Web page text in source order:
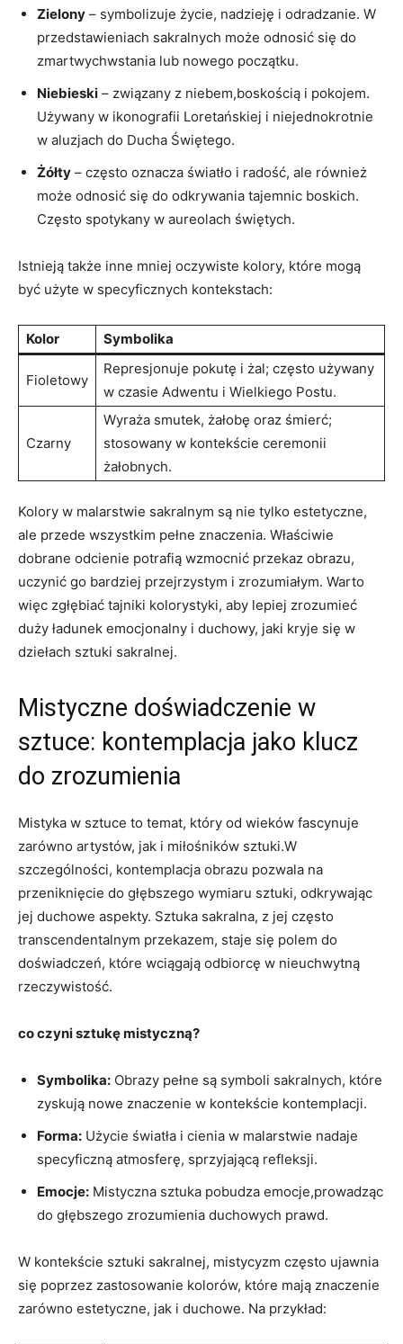
Zielony – symbolizuje życie, nadzieję i odradzanie. W
przedstawieniach sakralnych może odnosić się do
zmartwychwstania lub nowego początku.
Niebieski – związany z niebem,boskością i pokojem.
Używany w ikonografii Loretańskiej i niejednokrotnie
w aluzjach do Ducha Świętego.
Żółty – często oznacza światło i radość, ale również
może odnosić się do odkrywania tajemnic boskich.
Często spotykany w aureolach świętych.
Istnieją także inne mniej oczywiste kolory, które mogą
być użyte w specyficznych kontekstach:
Kolor Symbolika
Fioletowy
Represjonuje pokutę i żal; często używany
w czasie Adwentu i Wielkiego Postu.
Czarny
Wyraża smutek, żałobę oraz śmierć;
stosowany w kontekście ceremonii
żałobnych.
Kolory w malarstwie sakralnym są nie tylko estetyczne,
ale przede wszystkim pełne znaczenia. Właściwie
dobrane odcienie potrafią wzmocnić przekaz obrazu,
uczynić go bardziej przejrzystym i zrozumiałym. Warto
więc zgłębiać tajniki kolorystyki, aby lepiej zrozumieć
duży ładunek emocjonalny i duchowy, jaki kryje się w
dziełach sztuki sakralnej.
Mistyczne doświadczenie w
sztuce: kontemplacja jako klucz
do zrozumienia
Mistyka w sztuce to temat, który od wieków fascynuje
zarówno artystów, jak i miłośników sztuki.W
szczególności, kontemplacja obrazu pozwala na
przeniknięcie do głębszego wymiaru sztuki, odkrywając
jej duchowe aspekty. Sztuka sakralna, z jej często
transcendentalnym przekazem, staje się polem do
doświadczeń, które wciągają odbiorcę w nieuchwytną
rzeczywistość.
co czyni sztukę mistyczną?
Symbolika: Obrazy pełne są symboli sakralnych, które
zyskują nowe znaczenie w kontekście kontemplacji.
Forma: Użycie światła i cienia w malarstwie nadaje
specyficzną atmosferę, sprzyjającą refleksji.
Emocje: Mistyczna sztuka pobudza emocje,prowadząc
do głębszego zrozumienia duchowych prawd.
W kontekście sztuki sakralnej, mistycyzm często ujawnia
się poprzez zastosowanie kolorów, które mają znaczenie
zarówno estetyczne, jak i duchowe. Na przykład: